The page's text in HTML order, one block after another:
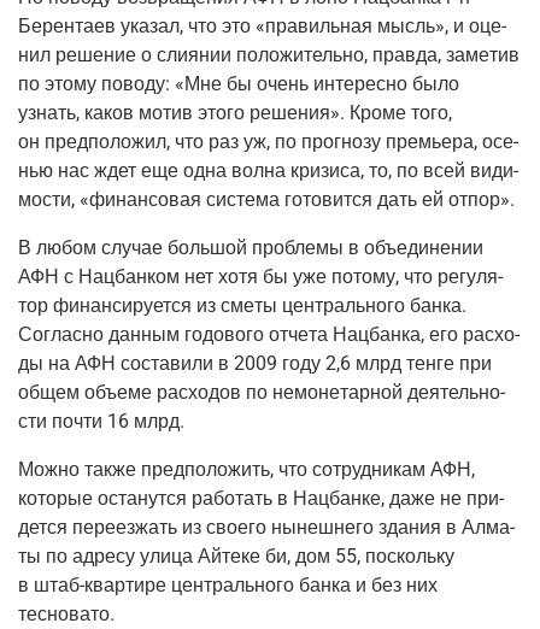
Берен­та­ев ука­зал, что это «пра­виль­ная мысль», и оце­
нил реше­ние о сли­я­нии поло­жи­тель­но, прав­да, заме­тив
по это­му пово­ду: «Мне бы очень инте­рес­но было
узнать, каков мотив это­го реше­ния». Кро­ме того,
он пред­по­ло­жил, что раз уж, по про­гно­зу пре­мье­ра, осе­
нью нас ждет еще одна вол­на кри­зи­са, то, по всей види­
мо­сти, «финан­со­вая систе­ма гото­вит­ся дать ей отпор».
В любом слу­чае боль­шой про­бле­мы в объ­еди­не­нии
АФН с Нац­бан­ком нет хотя бы уже пото­му, что регу­ля­
тор финан­си­ру­ет­ся из сме­ты цен­траль­но­го бан­ка.
Соглас­но дан­ным годо­во­го отче­та Нац­бан­ка, его рас­хо­
ды на АФН соста­ви­ли в 2009 году 2,6 млрд тен­ге при
общем объ­е­ме рас­хо­дов по немо­не­тар­ной дея­тель­но­
сти почти 16 млрд.
Мож­но так­же пред­по­ло­жить, что сотруд­ни­кам АФН,
кото­рые оста­нут­ся рабо­тать в Нац­бан­ке, даже не при­
дет­ся пере­ез­жать из сво­е­го нынеш­не­го зда­ния в Алма­
ты по адре­су ули­ца Айте­ке би, дом 55, посколь­ку
в штаб-квар­ти­ре цен­траль­но­го бан­ка и без них
тесновато.